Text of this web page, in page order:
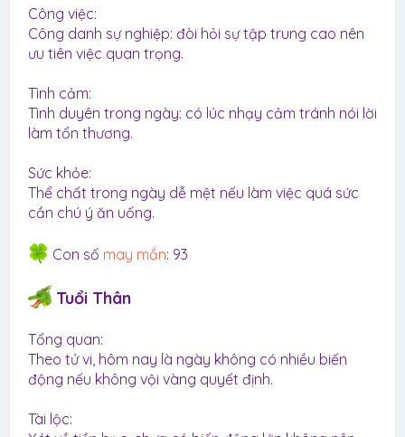
Công việc:
Công danh sự nghiệp: đòi hỏi sự tập trung cao nên
ưu tiên việc quan trọng.
Tình cảm:
Tình duyên trong ngày: có lúc nhạy cảm tránh nói lời
làm tổn thương.
Sức khỏe:
Thể chất trong ngày dễ mệt nếu làm việc quá sức
cần chú ý ăn uống.
Con số may mắn: 93
Tuổi Thân
Tổng quan:
Theo tử vi, hôm nay là ngày không có nhiều biến
động nếu không vội vàng quyết định.
Tài lộc: